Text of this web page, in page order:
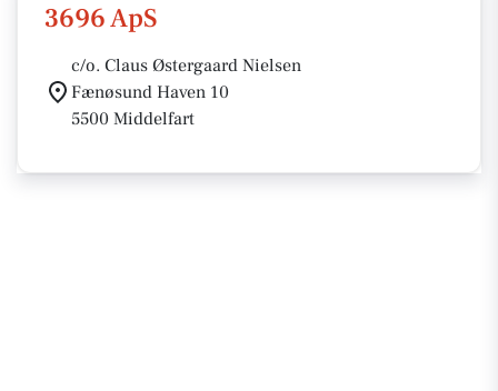
3696 ApS
c/o. Claus Østergaard Nielsen
Fænøsund Haven 10
5500 Middelfart